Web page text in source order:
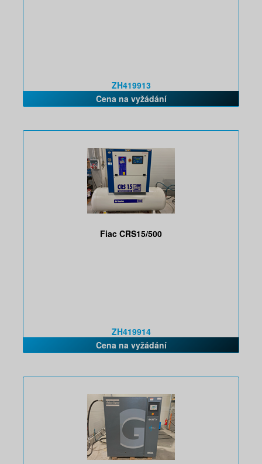
ZH419913
Cena na vyžádání
Fiac CRS15/500
ZH419914
Cena na vyžádání